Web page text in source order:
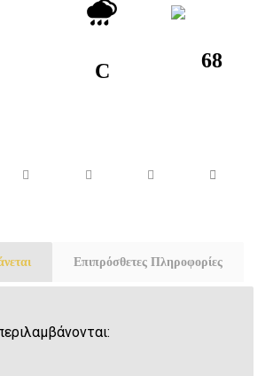
C 68
Επιπρόσθετες Πληροφορίες